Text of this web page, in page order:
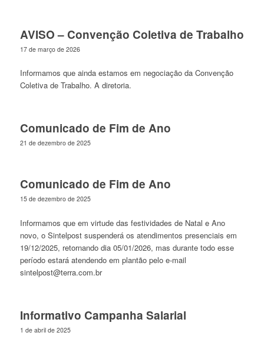
AVISO – Convenção Coletiva de Trabalho
17 de março de 2026
Informamos que ainda estamos em negociação da Convenção
Coletiva de Trabalho. A diretoria.
Comunicado de Fim de Ano
21 de dezembro de 2025
Comunicado de Fim de Ano
15 de dezembro de 2025
Informamos que em virtude das festividades de Natal e Ano
novo, o Sintelpost suspenderá os atendimentos presenciais em
19/12/2025, retornando dia 05/01/2026, mas durante todo esse
período estará atendendo em plantão pelo e-mail
sintelpost@terra.com.br
Informativo Campanha Salarial
1 de abril de 2025